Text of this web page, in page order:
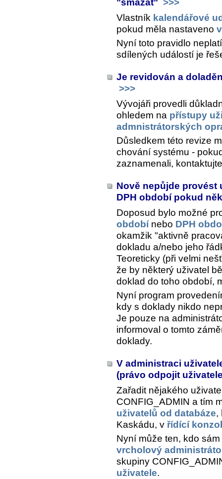
Vlastník kalendářové
pokud měla nastaveno
Nyní toto pravidlo
sdílených událostí je
Je revidován a
>>>
Vývojáři provedli
ohledem na přístupy
admnistrátorských
Důsledkem této revize
chování systému -
zaznamenali,
Nově nepůjde provést
DPH období pokud
Doposud bylo možné
obdobínebo DPH
okamžik "aktivně
dokladu a/nebo jeho
Teoreticky (při velmi
že by některý uživatel
doklad do toho období,
Nyní program
kdy s doklady nikdo
Je pouze na
informoval o tomto
doklady.
V administraci
(právo odpojit
Zařadit nějakého
CONFIG_ADMIN a tím
uživatelů od databáze,
Kaskádu, v řídící
Nyní může ten, kdo
vrcholový
skupiny
uživatele.